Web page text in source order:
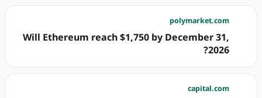
polymarket.com
Will Ethereum reach $1,750 by December 31,
2026?
capital.com